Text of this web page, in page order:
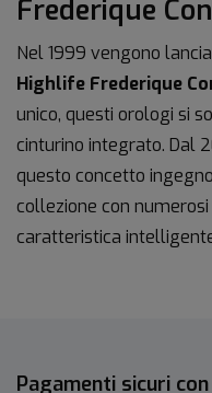
Frederique
Nel 1999 vengono
Highlife Frederique
unico, questi orologi si
cinturino integrato. Dal
questo concetto
collezione con
caratteristica
Pagamenti sicuri con